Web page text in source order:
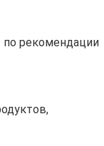
по рекомендации